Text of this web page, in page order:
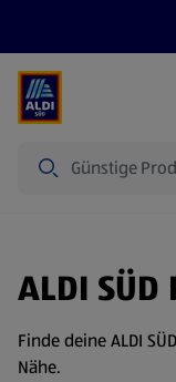
ALDI
Finde deine ALDI
Nähe.